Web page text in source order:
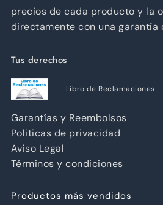
precios de cada producto y la
directamente con una garantía
Tus derechos
Libro de Reclamaciones
Garantías y Reembolsos
Politicas de privacidad
Aviso Legal
Términos y condiciones
Productos más vendidos